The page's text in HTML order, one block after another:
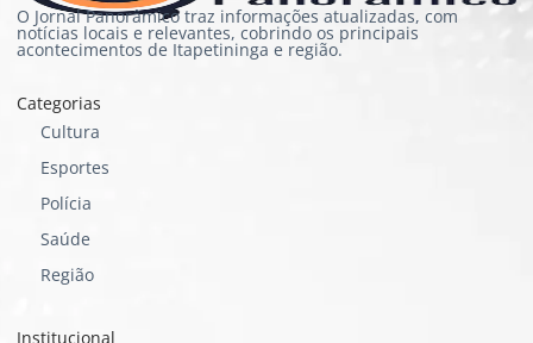
O Jornal Panorâmico traz informações atualizadas, com
notícias locais e relevantes, cobrindo os principais
acontecimentos de Itapetininga e região.
Categorias
Cultura
Esportes
Polícia
Saúde
Região
Institucional